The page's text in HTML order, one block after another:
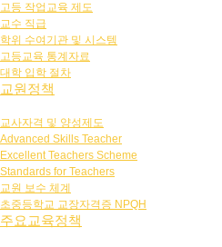
고등 작업교육 제도
교수 직급
학위 수여기관 및 시스템
고등교육 통계자료
대학 입학 절차
교원정책
교사자격 및 양성제도
Advanced Skills Teacher
Excellent Teachers Scheme
Standards for Teachers
교원 보수 체계
초중등학교 교장자격증 NPQH
주요교육정책